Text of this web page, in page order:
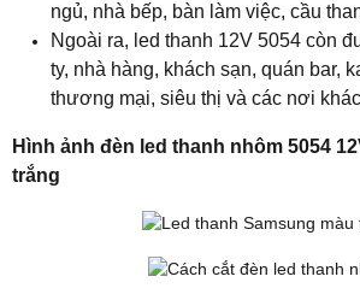
ngủ, nhà bếp, bàn làm việc, cầu
Ngoài ra, led thanh 12V 5054 còn
ty, nhà hàng, khách sạn, quán bar,
thương mại, siêu thị và các nơi
Hình ảnh đèn led thanh nhôm 5054
trắng